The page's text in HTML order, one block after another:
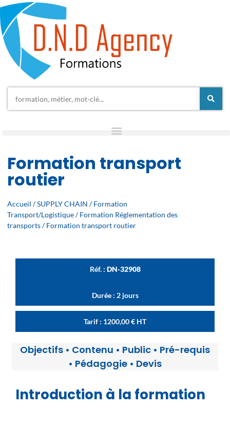
Formation transport
routier
Accueil /SUPPLY CHAIN /Formation
Transport/Logistique/Formation Réglementation des
transports/ Formation transport routier
Réf. : DN-32908
Durée : 2 jours
Tarif : 1200,00€ HT
Objectifs • Contenu • Public • Pré-requis
• Pédagogie • Devis
Introduction à la formation